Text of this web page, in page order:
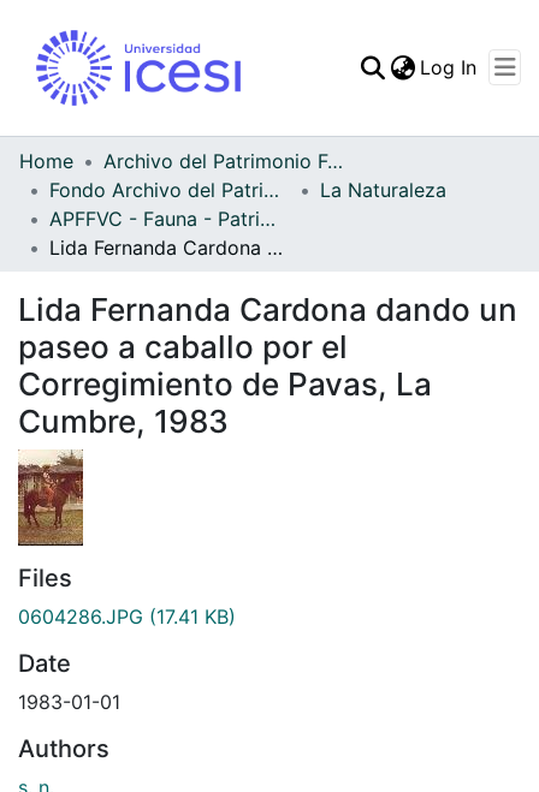
Statistics
Log In
Home
Archivo del Patrimonio Fotográfico y Fílmico del Valle del Cauca
Fondo Archivo del Patrimonio Fotográfico y Fílmico del Valle del Cauca
La Naturaleza
APFFVC - Fauna - Patrimonial
Lida Fernanda Cardona dando un paseo a caballo por el Corregimiento de Pavas, La Cumbre, 1983
Lida Fernanda Cardona dando un
paseo a caballo por el
Corregimiento de Pavas, La
Cumbre, 1983
Files
0604286.JPG (17.41 KB)
Date
1983-01-01
Authors
s. n.